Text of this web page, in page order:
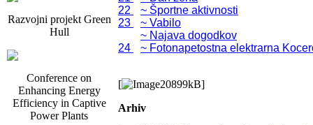
Razvojni projekt Green
Hull
Conference on
Enhancing Energy
Efficiency in Captive
Power Plants
22 	~ Športne aktivnosti
23 	~ Vabilo
[
20899kB]
Arhiv